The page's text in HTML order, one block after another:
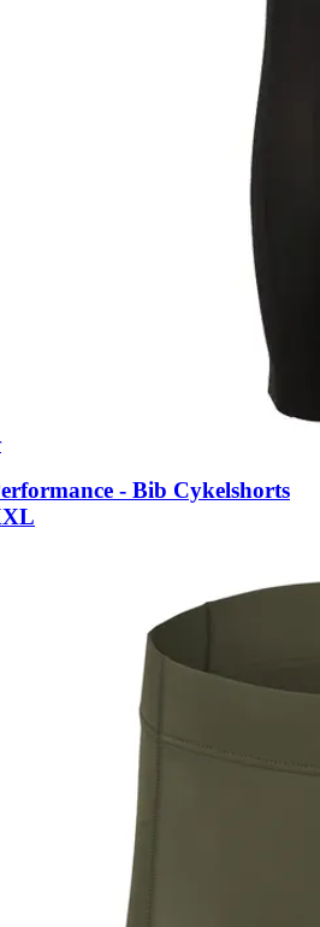
- Bib Cykelshorts